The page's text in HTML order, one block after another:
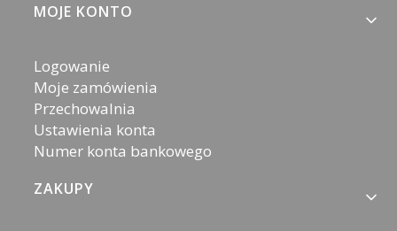
MOJE KONTO
Logowanie
Moje zamówienia
Przechowalnia
Ustawienia konta
Numer konta bankowego
ZAKUPY